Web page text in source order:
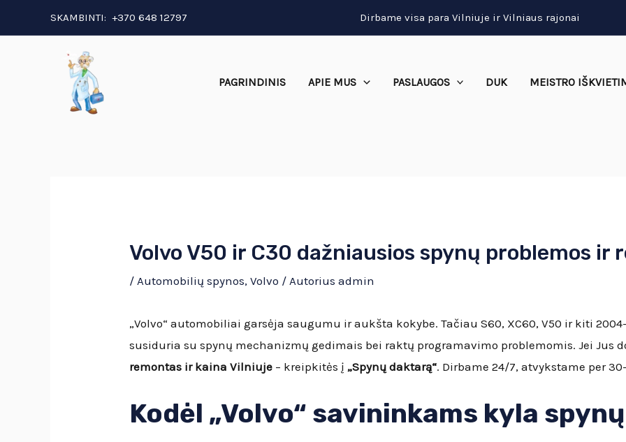
prie
SKAMBINTI: +370 648 12797 Dirbame visa para Vilniuje ir Vilniaus rajonai
PAGRINDINIS APIE MUS PASLAUGOS DUK MEISTRO
Volvo V50 ir C30 dažniausios spynų problemos ir
/ Automobilių spynos,Volvo / Autorius admin
„Volvo“ automobiliai garsėja saugumu ir aukšta kokybe. Tačiau S60, XC60, V50 ir kiti
susiduria su spynų mechanizmų gedimais bei raktų programavimo problemomis. Jei Jus
remontas ir kaina Vilniuje – kreipkitės į „Spynų daktarą“. Dirbame 24/7, atvykstame per
Kodėl „Volvo“ savininkams kyla
navigation